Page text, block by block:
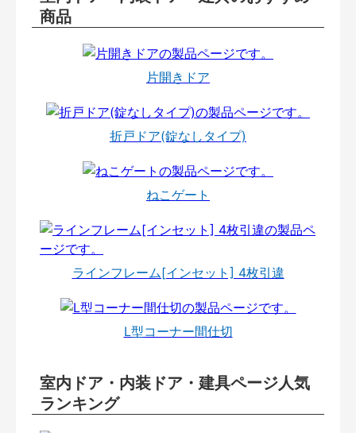
商品
片開きドア
折戸ドア(錠なしタイプ)
ねこゲート
ラインフレーム[インセット] 4枚引違
L型コーナー間仕切
室内ドア・内装ドア・建具ページ人気
ランキング